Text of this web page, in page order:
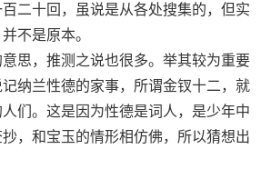
二十回，虽说是从各处搜集的，但实
不是原本。
，推测之说也很多。举其较为重要
纳兰性德的家事，所谓金钗十二，就
们。这是因为性德是词人，是少年中
，和宝玉的情形相仿佛，所以猜想出